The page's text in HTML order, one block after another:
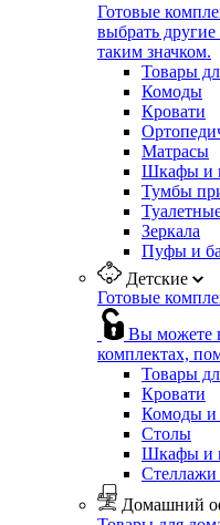
Готовые
выбрать
таким значком.
Товары
Комоды
Кровати
Матрасы
Шкафы и
Тумбы
Зеркала
Пуфы и
Детские
Готовые
Вы можете
комплектах,
Товары
Кровати
Комоды и
Столы
Шкафы и
Домашний